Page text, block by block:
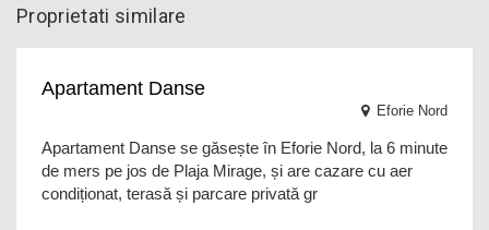
Proprietati similare
Apartament Danse
Eforie Nord
Apartament Danse se găsește în Eforie Nord, la 6 minute
de mers pe jos de Plaja Mirage, și are cazare cu aer
condiționat, terasă și parcare privată gr